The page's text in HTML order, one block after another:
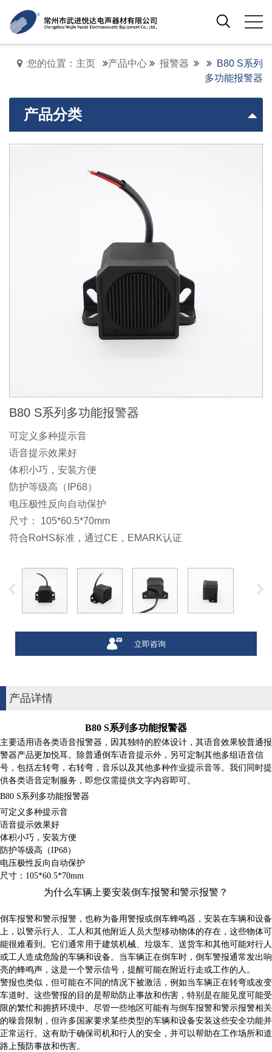
您的位置：主页 产品中心 报警器
B80 S系列
多功能报警器
产品分类
B80 S系列多功能报警器
可定义多种提示音
语音提示效果好
体积小巧，安装方便
防护等级高（IP68）
电压极性反向自动保护
尺寸： 105*60.5*70mm
符合RoHS标准，通过CE，EMARK认证
立即咨询
产品详情
B80 S系列多功能报警器
主要适用语各类语音报警器，因其独特的腔体设计，其语音效果较普通报
警器产品更加悦耳。除普通倒车语音提示外，另可定制其他多组语音信
号，包括左转弯，右转弯，音乐以及其他多种作业提示音等。 我们同时提
供各类语音定制服务，即您仅需提供文字内容即可。
B80 S系列多功能报警器
可定义多种提示音
语音提示效果好
体积小巧，安装方便
防护等级高（IP68）
电压极性反向自动保护
尺寸：105*60.5*70mm
为什么车辆上要安装倒车报警和警示报警？
倒车报警和警示报警，也称为备用警报或倒车蜂鸣器，安装在车辆和设备
上，以警示行人、工人和其他附近人员大型移动物体的存在，这些物体可
能很难看到。它们通常用于建筑机械、垃圾车、送货车和其他可能对行人
或工人造成危险的车辆和设备。当车辆正在倒车时，倒车警报通常发出响
亮的蜂鸣声，这是一个警示信号，提醒可能在附近行走或工作的人。
警报也类似，但可能在不同的情况下被激活，例如当车辆正在转弯或改变
车道时。这些警报的目的是帮助防止事故和伤害，特别是在能见度可能受
限的繁忙和拥挤环境中。尽管一些地区可能有与倒车报警和警示报警相关
的噪音限制，但许多国家要求某些类型的车辆和设备安装这些安全功能并
正常运行。这有助于确保司机和行人的安全，并可以帮助在工作场所和道
路上预防事故和伤害。